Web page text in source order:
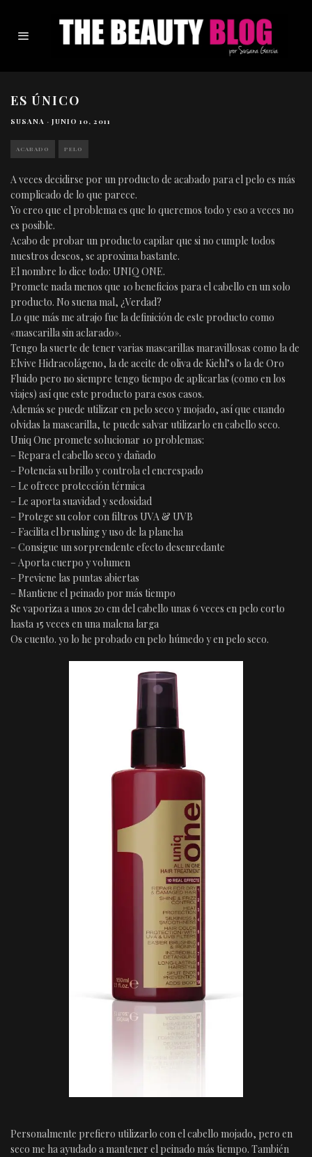
ES ÚNICO
SUSANA · JUNIO 10, 2011
ACABADO PELO
A veces decidirse por un producto de acabado para el pelo es más
complicado de lo que parece.
Yo creo que el problema es que lo queremos todo y eso a veces no
es posible.
Acabo de probar un producto capilar que si no cumple todos
nuestros deseos, se aproxima bastante.
El nombre lo dice todo: UNIQ ONE.
Promete nada menos que 10 beneficios para el cabello en un solo
producto. No suena mal, ¿Verdad?
Lo que más me atrajo fue la definición de este producto como
«mascarilla sin aclarado».
Tengo la suerte de tener varias mascarillas maravillosas como la de
Elvive Hidracolágeno, la de aceite de oliva de Kiehl’s o la de Oro
Fluido pero no siempre tengo tiempo de aplicarlas (como en los
viajes) así que este producto para esos casos.
Además se puede utilizar en pelo seco y mojado, así que cuando
olvidas la mascarilla, te puede salvar utilizarlo en cabello seco.
Uniq One promete solucionar 10 problemas:
– Repara el cabello seco y dañado
– Potencia su brillo y controla el encrespado
– Le ofrece protección térmica
– Le aporta suavidad y sedosidad
– Protege su color con filtros UVA & UVB
– Facilita el brushing y uso de la plancha
– Consigue un sorprendente efecto desenredante
– Aporta cuerpo y volumen
– Previene las puntas abiertas
– Mantiene el peinado por más tiempo
Se vaporiza a unos 20 cm del cabello unas 6 veces en pelo corto
hasta 15 veces en una malena larga
Os cuento. yo lo he probado en pelo húmedo y en pelo seco.
Personalmente prefiero utilizarlo con el cabello mojado, pero en
seco me ha ayudado a mantener el peinado más tiempo. También